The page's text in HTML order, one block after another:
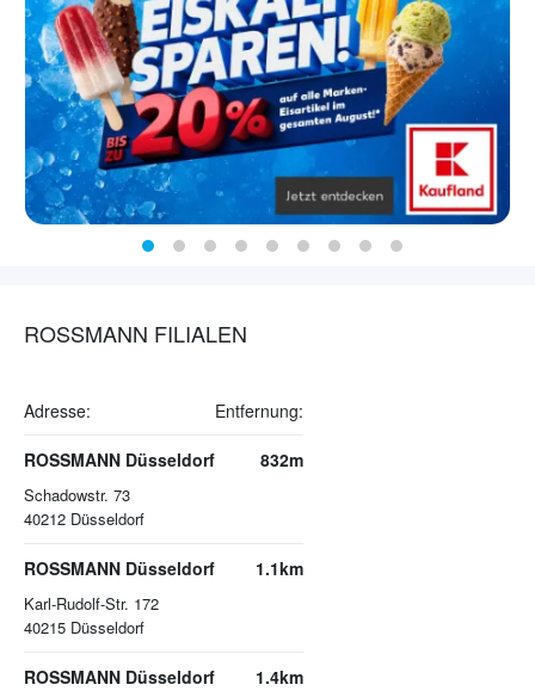
ROSSMANN FILIALEN
Adresse: Entfernung:
ROSSMANN Düsseldorf
Schadowstr. 73
40212 Düsseldorf
832m
ROSSMANN Düsseldorf
Karl-Rudolf-Str. 172
40215 Düsseldorf
1.1km
ROSSMANN Düsseldorf 1.4km